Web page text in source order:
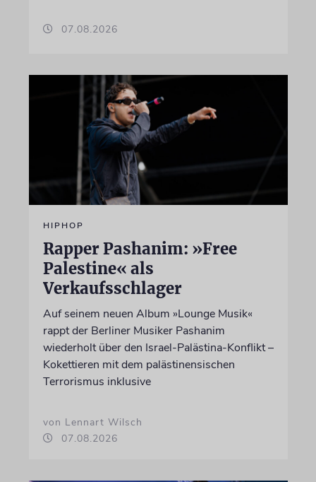
07.08.2026
HIPHOP
Rapper Pashanim: »Free
Palestine« als
Verkaufsschlager
Auf seinem neuen Album »Lounge Musik«
rappt der Berliner Musiker Pashanim
wiederholt über den Israel-Palästina-Konflikt –
Kokettieren mit dem palästinensischen
Terrorismus inklusive
von Lennart Wilsch
07.08.2026